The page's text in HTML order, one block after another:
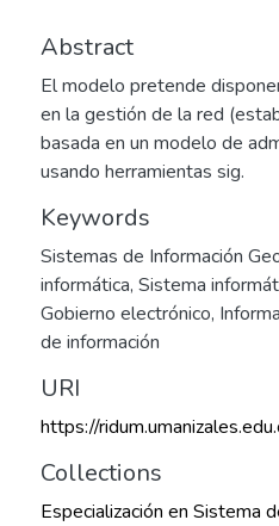
Abstract
El modelo pretende
en la gestión de la red
basada en un modelo de
usando herramientas sig.
Keywords
Sistemas de Información
informática, Sistema
Gobierno electrónico,
de información
URI
https://
Collections
Especialización en Sistema